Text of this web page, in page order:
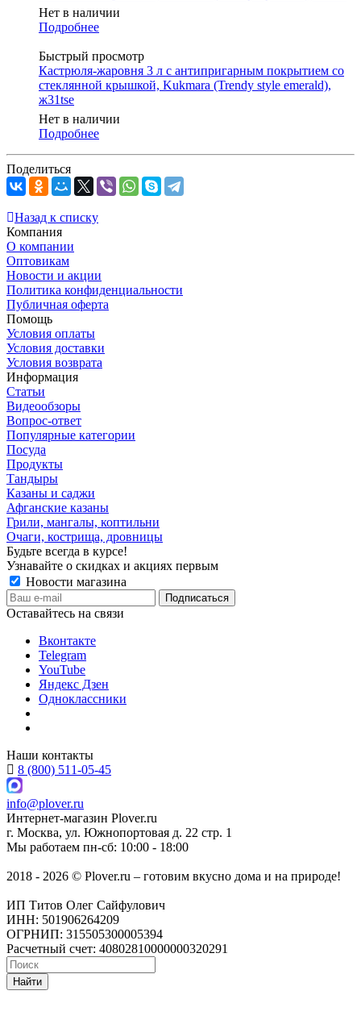
Нет в наличии
Подробнее
Быстрый просмотр
Кастрюля-жаровня 3 л с антипригарным покрытием со
стеклянной крышкой, Kukmara (Trendy style emerald),
ж31tse
Нет в наличии
Подробнее
Поделиться
Назад к списку
Компания
О компании
Оптовикам
Новости и акции
Политика конфиденциальности
Публичная оферта
Помощь
Условия оплаты
Условия доставки
Условия возврата
Информация
Статьи
Видеообзоры
Вопрос-ответ
Популярные категории
Посуда
Продукты
Тандыры
Казаны и саджи
Афганские казаны
Грили, мангалы, коптильни
Очаги, кострища, дровницы
Будьте всегда в курсе!
Узнавайте о скидках и акциях первым
Новости магазина
Оставайтесь на связи
Вконтакте
Telegram
YouTube
Яндекс Дзен
Одноклассники
Наши контакты
8 (800) 511-05-45
info@plover.ru
Интернет-магазин Plover.ru
г. Москва, ул. Южнопортовая д. 22 стр. 1
Мы работаем пн-сб: 10:00 - 18:00
2018 - 2026 © Plover.ru – готовим вкусно дома и на природе!
ИП Титов Олег Сайфулович
ИНН: 501906264209
ОГРНИП: 315505300005394
Расчетный счет: 40802810000000320291
Найти